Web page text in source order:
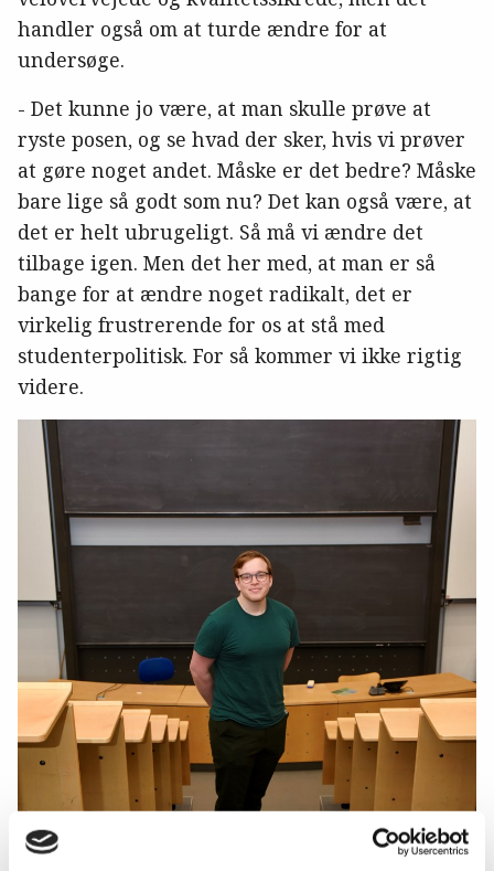
handler også om at turde ændre for at
undersøge.
- Det kunne jo være, at man skulle prøve at
ryste posen, og se hvad der sker, hvis vi prøver
at gøre noget andet. Måske er det bedre? Måske
bare lige så godt som nu? Det kan også være, at
det er helt ubrugeligt. Så må vi ændre det
tilbage igen. Men det her med, at man er så
bange for at ændre noget radikalt, det er
virkelig frustrerende for os at stå med
studenterpolitisk. For så kommer vi ikke rigtig
videre.